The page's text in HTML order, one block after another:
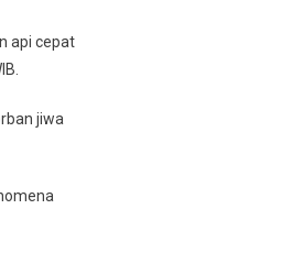
api cepat
jiwa